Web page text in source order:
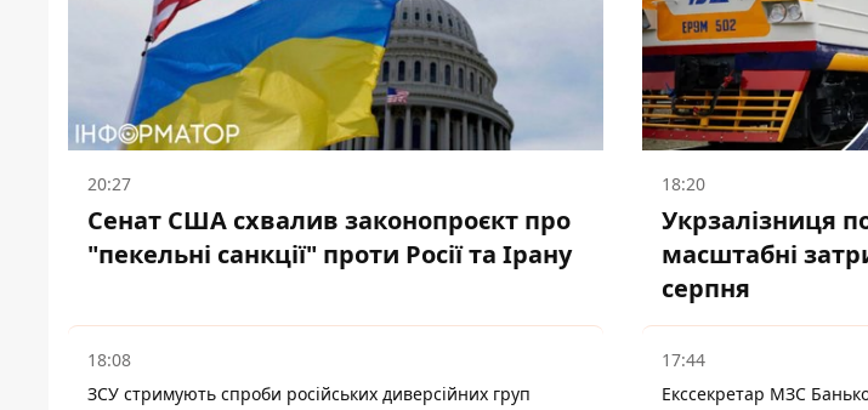
20:27
Сенат США схвалив законопроєкт про
"пекельні санкції" проти Росії та Ірану
18:20
Укрзалізниця
масштабні
серпня
18:08
ЗСУ стримують спроби російських диверсійних груп
17:44
Екссекретар МЗС